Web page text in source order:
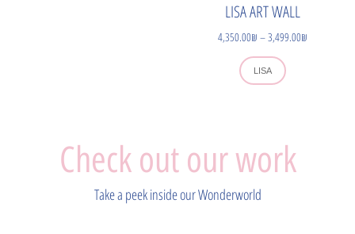
LISA ART WALL
3,499.00₪
–
4,350.00₪
LISA
Check out our work
Take a peek inside our Wonderworld